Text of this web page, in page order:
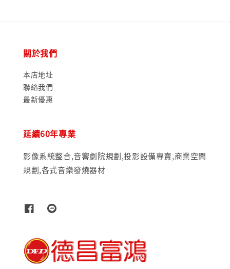
關於我們
本店地址
聯絡我們
最新優惠
延續60年專業
影像系統整合,音響劇院規劃,投影設備專賣,商業空間
規劃,各式音樂發燒器材